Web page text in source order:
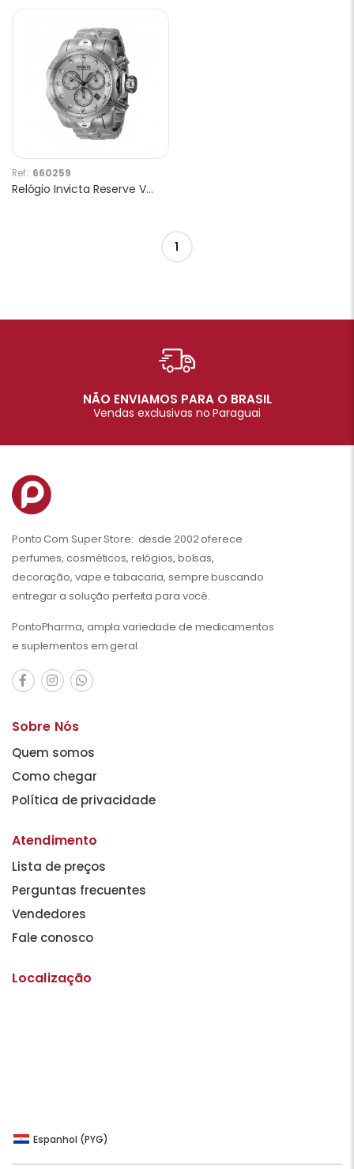
Ref.: 660259
Relógio Invicta Reserve Venom 26577 Masculino
1
NÃO ENVIAMOS PARA O BRASIL
Vendas exclusivas no Paraguai
Ponto Com Super Store: desde 2002 oferece
perfumes, cosméticos, relógios, bolsas,
decoração, vape e tabacaria, sempre buscando
entregar a solução perfeita para você.
PontoPharma, ampla variedade de medicamentos
e suplementos em geral.
Sobre Nós
Quem somos
Como chegar
Política de privacidade
Atendimento
Lista de preços
Perguntas frecuentes
Vendedores
Fale conosco
Localização
Espanhol (PYG)